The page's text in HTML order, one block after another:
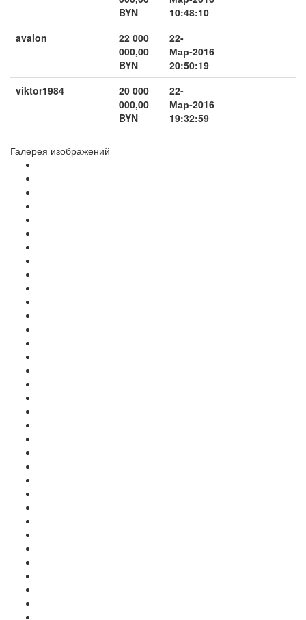
BYN
10:48:10
avalon
22 000
000,00
BYN
22-
Мар-2016
20:50:19
viktor1984
20 000
000,00
BYN
22-
Мар-2016
19:32:59
Галерея изображений